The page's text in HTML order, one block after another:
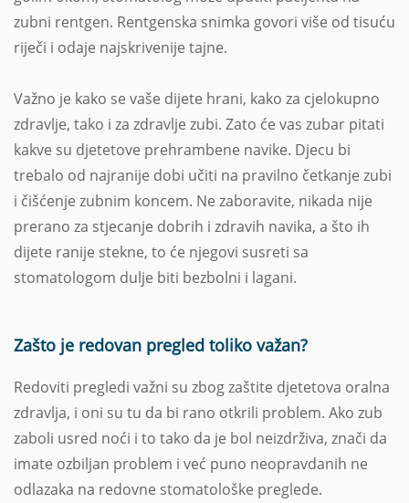
zubni rentgen. Rentgenska snimka govori više od tisuću
riječi i odaje najskrivenije tajne.
Važno je kako se vaše dijete hrani, kako za cjelokupno
zdravlje, tako i za zdravlje zubi. Zato će vas zubar pitati
kakve su djetetove prehrambene navike. Djecu bi
trebalo od najranije dobi učiti na pravilno četkanje zubi
i čišćenje zubnim koncem. Ne zaboravite, nikada nije
prerano za stjecanje dobrih i zdravih navika, a što ih
dijete ranije stekne, to će njegovi susreti sa
stomatologom dulje biti bezbolni i lagani.
Zašto je redovan pregled toliko važan?
Redoviti pregledi važni su zbog zaštite djetetova oralna
zdravlja, i oni su tu da bi rano otkrili problem. Ako zub
zaboli usred noći i to tako da je bol neizdrživa, znači da
imate ozbiljan problem i već puno neopravdanih ne
odlazaka na redovne stomatološke preglede.